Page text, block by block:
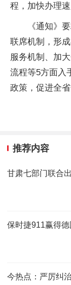
程，加快办理
《通知》
联席机制，形
服务机制、加
流程等5方面入
政策，促进全
推荐内容
甘肃七部门联合
保时捷911赢得
今热点：严厉纠